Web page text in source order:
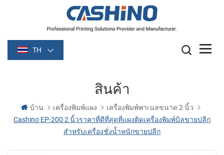
TH
สินค้า
บ้าน เครื่องพิมพ์แผง
เครื่องพิมพ์พาเนลขนาด 2 นิ้ว
Cashino EP-200 2 นิ้วราคาที่ดีที่สุดที่แผงติดเครื่องพิมพ์บิลขายปลีก
สำหรับเครื่องชั่งน้ำหนักขายปลีก